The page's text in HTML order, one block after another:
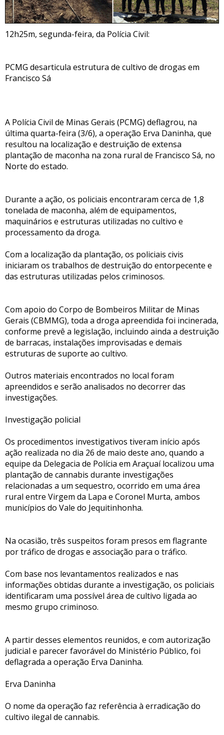
12h25m, segunda-feira, da Polícia Civil:
PCMG desarticula estrutura de cultivo de drogas em
Francisco Sá
A Polícia Civil de Minas Gerais (PCMG) deflagrou, na
última quarta-feira (3/6), a operação Erva Daninha, que
resultou na localização e destruição de extensa
plantação de maconha na zona rural de Francisco Sá, no
Norte do estado.
Durante a ação, os policiais encontraram cerca de 1,8
tonelada de maconha, além de equipamentos,
maquinários e estruturas utilizadas no cultivo e
processamento da droga.
Com a localização da plantação, os policiais civis
iniciaram os trabalhos de destruição do entorpecente e
das estruturas utilizadas pelos criminosos.
Com apoio do Corpo de Bombeiros Militar de Minas
Gerais (CBMMG), toda a droga apreendida foi incinerada,
conforme prevê a legislação, incluindo ainda a destruição
de barracas, instalações improvisadas e demais
estruturas de suporte ao cultivo.
Outros materiais encontrados no local foram
apreendidos e serão analisados no decorrer das
investigações.
Investigação policial
Os procedimentos investigativos tiveram início após
ação realizada no dia 26 de maio deste ano, quando a
equipe da Delegacia de Polícia em Araçuaí localizou uma
plantação de cannabis durante investigações
relacionadas a um sequestro, ocorrido em uma área
rural entre Virgem da Lapa e Coronel Murta, ambos
municípios do Vale do Jequitinhonha.
Na ocasião, três suspeitos foram presos em flagrante
por tráfico de drogas e associação para o tráfico.
Com base nos levantamentos realizados e nas
informações obtidas durante a investigação, os policiais
identificaram uma possível área de cultivo ligada ao
mesmo grupo criminoso.
A partir desses elementos reunidos, e com autorização
judicial e parecer favorável do Ministério Público, foi
deflagrada a operação Erva Daninha.
Erva Daninha
O nome da operação faz referência à erradicação do
cultivo ilegal de cannabis.